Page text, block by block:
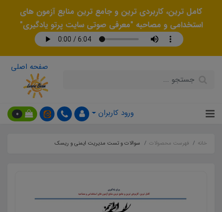
کامل ترین، کاربردی ترین و جامع ترین منابع آزمون های
استخدامی و مصاحبه "معرفی صوتی سایت پرتو یادگیری"
صفحه اصلی
ورود کاربران 0
خانه فهرست محصولات سوالات و تست مدیریت ایمنی و ریسک